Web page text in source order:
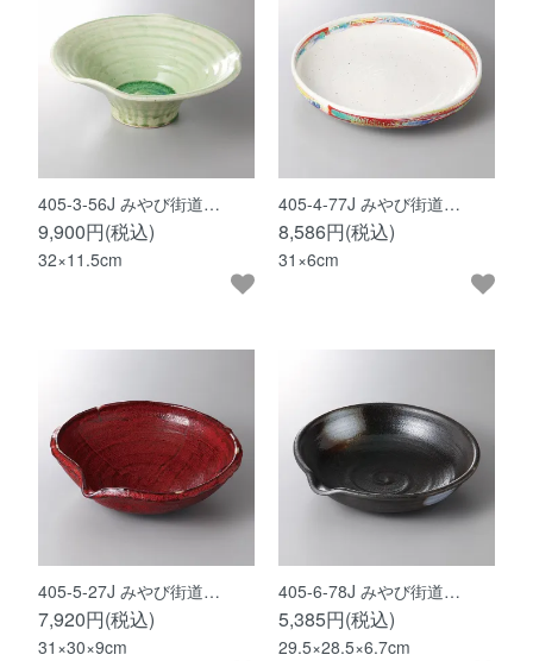
405-3-56J みやび街道…
9,900円(税込)
32×11.5cm
405-4-77J みやび街道…
8,586円(税込)
31×6cm
405-5-27J みやび街道…
7,920円(税込)
31×30×9cm
405-6-78J みやび街道…
5,385円(税込)
29.5×28.5×6.7cm